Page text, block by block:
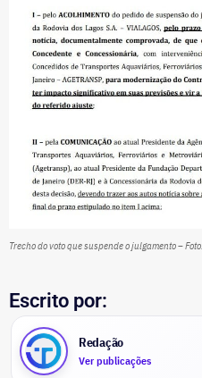
Trecho do voto que suspende o julgamento –
Escrito por:
Redação
Ver publicações